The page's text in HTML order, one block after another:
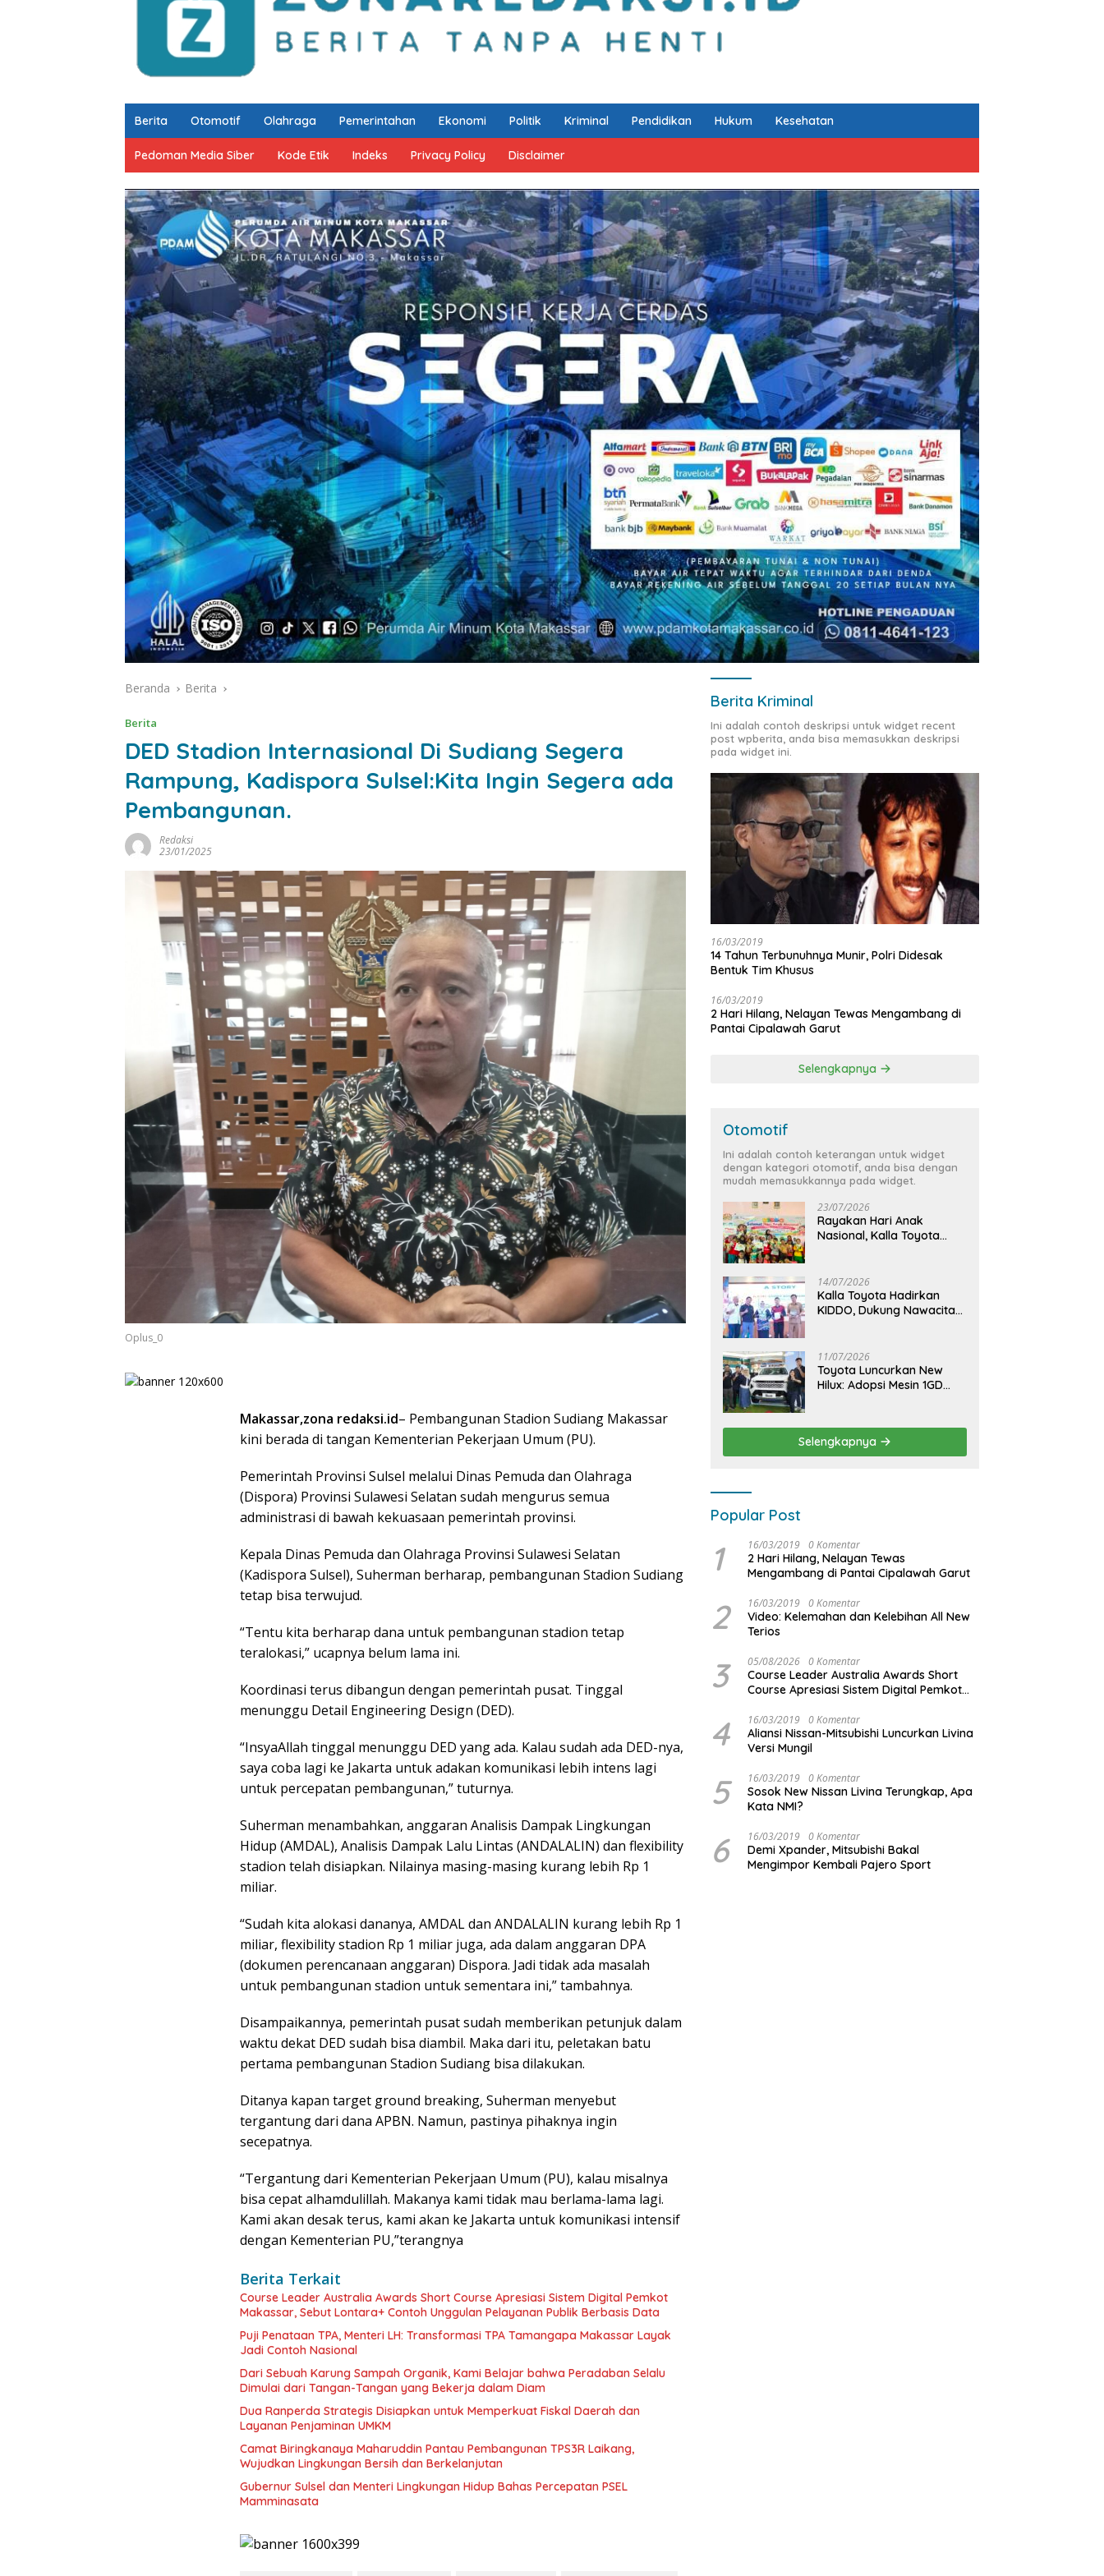
Berita Otomotif Olahraga Pemerintahan Ekonomi Politik Kriminal Pendidikan Hukum Kesehatan
Pedoman Media Siber Kode Etik Indeks Privacy Policy Disclaimer
Beranda Berita
Berita
DED Stadion Internasional Di Sudiang Segera
Rampung, Kadispora Sulsel:Kita Ingin Segera ada
Pembangunan.
Redaksi
23/01/2025
Oplus_0
Makassar,zona redaksi.id– Pembangunan Stadion Sudiang Makassar
kini berada di tangan Kementerian Pekerjaan Umum (PU).
Pemerintah Provinsi Sulsel melalui Dinas Pemuda dan Olahraga
(Dispora) Provinsi Sulawesi Selatan sudah mengurus semua
administrasi di bawah kekuasaan pemerintah provinsi.
Kepala Dinas Pemuda dan Olahraga Provinsi Sulawesi Selatan
(Kadispora Sulsel), Suherman berharap, pembangunan Stadion Sudiang
tetap bisa terwujud.
“Tentu kita berharap dana untuk pembangunan stadion tetap
teralokasi,” ucapnya belum lama ini.
Koordinasi terus dibangun dengan pemerintah pusat. Tinggal
menunggu Detail Engineering Design (DED).
“InsyaAllah tinggal menunggu DED yang ada. Kalau sudah ada DED-nya,
saya coba lagi ke Jakarta untuk adakan komunikasi lebih intens lagi
untuk percepatan pembangunan,” tuturnya.
Suherman menambahkan, anggaran Analisis Dampak Lingkungan
Hidup (AMDAL), Analisis Dampak Lalu Lintas (ANDALALIN) dan flexibility
stadion telah disiapkan. Nilainya masing-masing kurang lebih Rp 1
miliar.
“Sudah kita alokasi dananya, AMDAL dan ANDALALIN kurang lebih Rp 1
miliar, flexibility stadion Rp 1 miliar juga, ada dalam anggaran DPA
(dokumen perencanaan anggaran) Dispora. Jadi tidak ada masalah
untuk pembangunan stadion untuk sementara ini,” tambahnya.
Disampaikannya, pemerintah pusat sudah memberikan petunjuk dalam
waktu dekat DED sudah bisa diambil. Maka dari itu, peletakan batu
pertama pembangunan Stadion Sudiang bisa dilakukan.
Ditanya kapan target ground breaking, Suherman menyebut
tergantung dari dana APBN. Namun, pastinya pihaknya ingin
secepatnya.
“Tergantung dari Kementerian Pekerjaan Umum (PU), kalau misalnya
bisa cepat alhamdulillah. Makanya kami tidak mau berlama-lama lagi.
Kami akan desak terus, kami akan ke Jakarta untuk komunikasi intensif
dengan Kementerian PU,”terangnya
Berita Terkait
Course Leader Australia Awards Short Course Apresiasi Sistem Digital Pemkot
Makassar, Sebut Lontara+ Contoh Unggulan Pelayanan Publik Berbasis Data
Puji Penataan TPA, Menteri LH: Transformasi TPA Tamangapa Makassar Layak
Jadi Contoh Nasional
Dari Sebuah Karung Sampah Organik, Kami Belajar bahwa Peradaban Selalu
Dimulai dari Tangan-Tangan yang Bekerja dalam Diam
Dua Ranperda Strategis Disiapkan untuk Memperkuat Fiskal Daerah dan
Layanan Penjaminan UMKM
Camat Biringkanaya Maharuddin Pantau Pembangunan TPS3R Laikang,
Wujudkan Lingkungan Bersih dan Berkelanjutan
Gubernur Sulsel dan Menteri Lingkungan Hidup Bahas Percepatan PSEL
Mamminasata
Berita Kriminal
Ini adalah contoh deskripsi untuk widget recent
post wpberita, anda bisa memasukkan deskripsi
pada widget ini.
16/03/2019
14 Tahun Terbunuhnya Munir, Polri Didesak
Bentuk Tim Khusus
16/03/2019
2 Hari Hilang, Nelayan Tewas Mengambang di
Pantai Cipalawah Garut
Selengkapnya
Otomotif
Ini adalah contoh keterangan untuk widget
dengan kategori otomotif, anda bisa dengan
mudah memasukkannya pada widget.
23/07/2026
Rayakan Hari Anak
Nasional, Kalla Toyota
Dunia Otomotif melalui
KIDDO
14/07/2026
Kalla Toyota Hadirkan
KIDDO, Dukung Nawacita
Bermakna &
Menyenangkan bagi Anak
dan Keluarga
11/07/2026
Toyota Luncurkan New
Hilux: Adopsi Mesin 1GD
Dukung Produktivitas dan
Adventure
Selengkapnya
Popular Post
1 16/03/2019 0 Komentar
2 Hari Hilang, Nelayan Tewas
Mengambang di Pantai Cipalawah Garut
2 16/03/2019 0 Komentar
Video: Kelemahan dan Kelebihan All New
Terios
3 05/08/2026 0 Komentar
Course Leader Australia Awards Short
Course Apresiasi Sistem Digital Pemkot
Unggulan Pelayanan Publik Berbasis Data
4 16/03/2019 0 Komentar
Aliansi Nissan-Mitsubishi Luncurkan Livina
Versi Mungil
5 16/03/2019 0 Komentar
Sosok New Nissan Livina Terungkap, Apa
Kata NMI?
6 16/03/2019 0 Komentar
Demi Xpander, Mitsubishi Bakal
Mengimpor Kembali Pajero Sport